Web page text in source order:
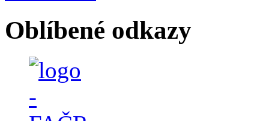
Oblíbené odkazy